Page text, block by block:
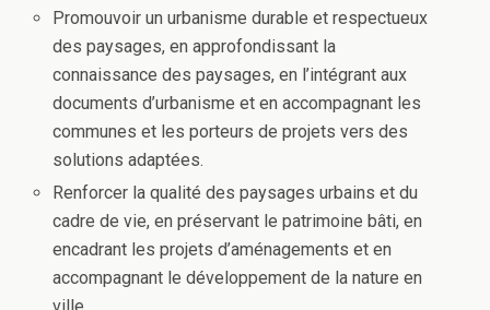
Promouvoir un urbanisme durable et respectueux
des paysages, en approfondissant la
connaissance des paysages, en l’intégrant aux
documents d’urbanisme et en accompagnant les
communes et les porteurs de projets vers des
solutions adaptées.
Renforcer la qualité des paysages urbains et du
cadre de vie, en préservant le patrimoine bâti, en
encadrant les projets d’aménagements et en
accompagnant le développement de la nature en